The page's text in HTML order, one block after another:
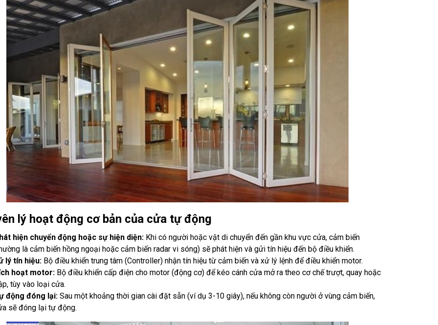
lý hoạt động cơ bản của cửa tự động
hiện chuyển động hoặc sự hiện diện:Khi có người hoặc vật di chuyển đến gần khu vực cửa, cảm biến
là cảm biến hồng ngoại hoặc cảm biến radar vi sóng) sẽ phát hiện và gửi tín hiệu đến bộ điều khiển.
lý tín hiệu:Bộ điều khiển trung tâm (Controller) nhận tín hiệu từ cảm biến và xử lý lệnh để điều khiển motor.
hoạt motor:Bộ điều khiển cấp điện cho motor (động cơ) để kéo cánh cửa mở ra theo cơ chế trượt, quay hoặc
tùy vào loại cửa.
động đóng lại:Sau một khoảng thời gian cài đặt sẵn (ví dụ 3-10 giây), nếu không còn người ở vùng cảm biến,
sẽ đóng lại tự động.